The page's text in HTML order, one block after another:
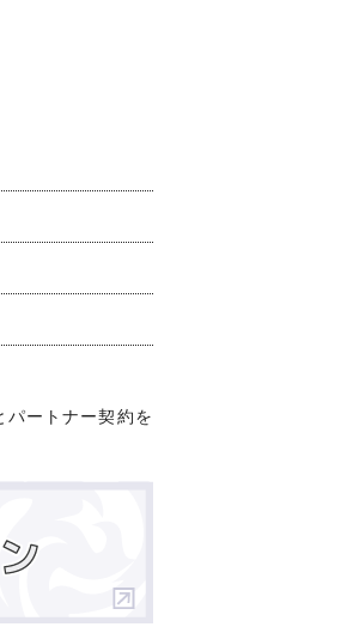
パートナー契約を